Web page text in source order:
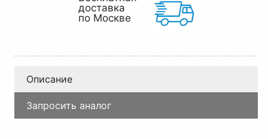
доставка
по Москве
Описание
Запросить аналог